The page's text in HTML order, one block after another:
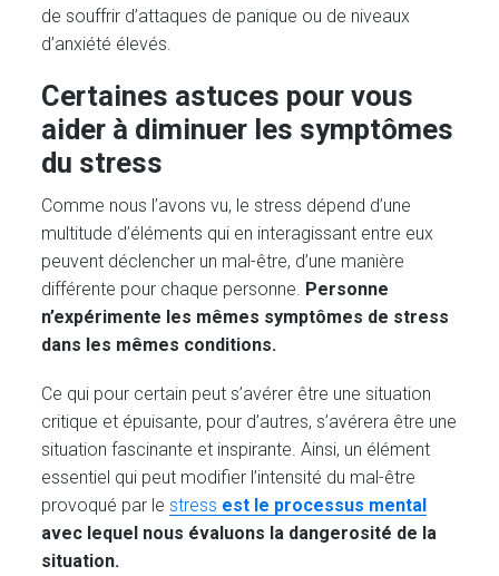
de souffrir d’attaques de panique ou de niveaux
d’anxiété élevés.
Certaines astuces pour vous
aider à diminuer les symptômes
du stress
Comme nous l’avons vu, le stress dépend d’une
multitude d’éléments qui en interagissant entre eux
peuvent déclencher un mal-être, d’une manière
différente pour chaque personne. Personne
n’expérimente les mêmes symptômes de stress
dans les mêmes conditions.
Ce qui pour certain peut s’avérer être une situation
critique et épuisante, pour d’autres, s’avérera être une
situation fascinante et inspirante. Ainsi, un élément
essentiel qui peut modifier l’intensité du mal-être
provoqué par lestress est le processus mental
avec lequel nous évaluons la dangerosité de la
situation.